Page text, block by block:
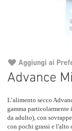
Advance
L’alimento secco
gamma
da adulto), con
con pochi grassi e l'alto
Aggiungi ai